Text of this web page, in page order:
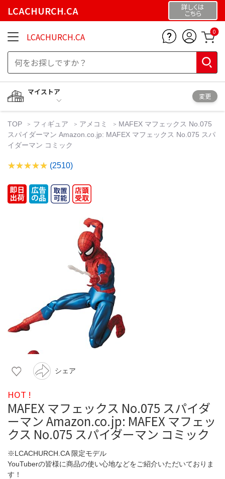
LCACHURCH.CA 詳しくは
こちら
LCACHURCH.CA 0
マイストア
変更
TOP フィギュア アメコミ
MAFEX マフェックス No.075
スパイダーマン Amazon.co.jp: MAFEX マフェックス No.075 スパ
イダーマン コミック
(2510)
シェア
HOT !
MAFEX マフェックス No.075 スパイダ
ーマン Amazon.co.jp: MAFEX マフェッ
クス No.075 スパイダーマン コミック
※LCACHURCH.CA 限定モデル
YouTuberの皆様に商品の使い心地などをご紹介いただいておりま
す！